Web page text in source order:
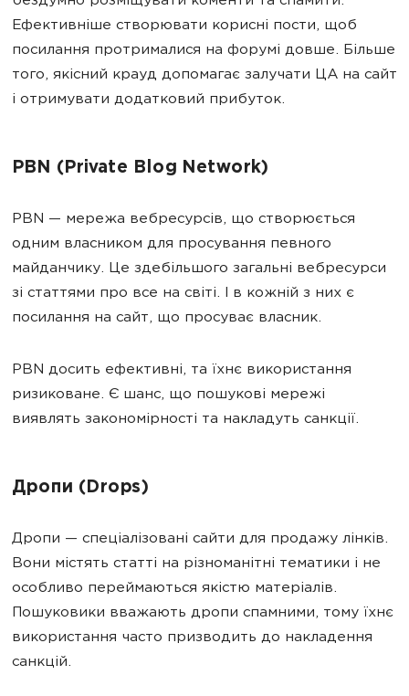
Ефективніше створювати корисні пости, щоб
посилання протрималися на форумі довше. Більше
того, якісний крауд допомагає залучати ЦА на сайт
і отримувати додатковий прибуток.
PBN (Private Blog Network)
PBN — мережа вебресурсів, що створюється
одним власником для просування певного
майданчику. Це здебільшого загальні вебресурси
зі статтями про все на світі. І в кожній з них є
посилання на сайт, що просуває власник.
PBN досить ефективні, та їхнє використання
ризиковане. Є шанс, що пошукові мережі
виявлять закономірності та накладуть санкції.
Дропи (Drops)
Дропи — спеціалізовані сайти для продажу лінків.
Вони містять статті на різноманітні тематики і не
особливо переймаються якістю матеріалів.
Пошуковики вважають дропи спамними, тому їхнє
використання часто призводить до накладення
санкцій.